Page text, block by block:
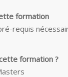
formation
requis
formation ?